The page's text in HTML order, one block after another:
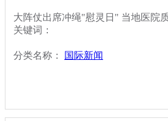
大阵仗出席冲绳"慰灵日" 当地医院
关键词：
分类名称： 国际新闻